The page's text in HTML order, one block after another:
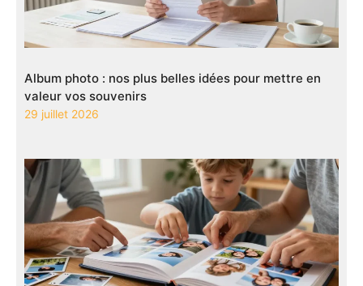
Album photo : nos plus belles idées pour mettre en
valeur vos souvenirs
29 juillet 2026